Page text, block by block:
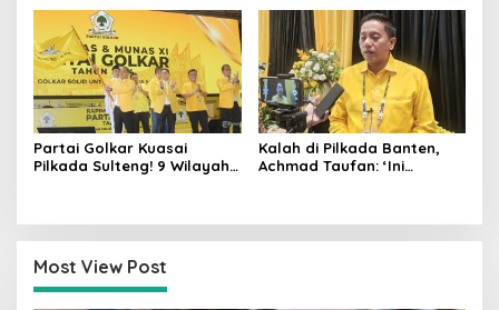
Utama di Pemilu!
Partai Golkar Kuasai
Pilkada Sulteng! 9 Wilayah
Kalah di Pilkada Banten,
Achmad Taufan: ‘Ini
Most View Post